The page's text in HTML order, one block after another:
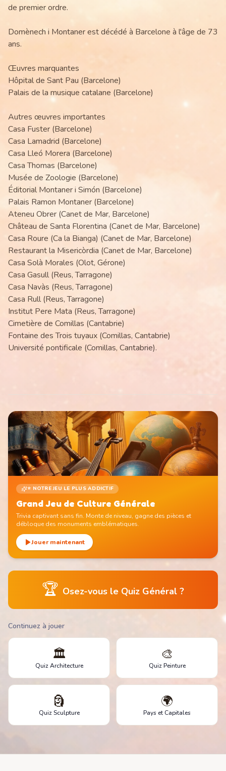
de premier ordre.
Domènech i Montaner est décédé à Barcelone à l'âge de 73
ans.
Œuvres marquantes
Hôpital de Sant Pau (Barcelone)
Palais de la musique catalane (Barcelone)
Autres œuvres importantes
Casa Fuster (Barcelone)
Casa Lamadrid (Barcelone)
Casa Lleó Morera (Barcelone)
Casa Thomas (Barcelone)
Musée de Zoologie (Barcelone)
Éditorial Montaner i Simón (Barcelone)
Palais Ramon Montaner (Barcelone)
Ateneu Obrer (Canet de Mar, Barcelone)
Château de Santa Florentina (Canet de Mar, Barcelone)
Casa Roure (Ca la Bianga) (Canet de Mar, Barcelone)
Restaurant la Misericòrdia (Canet de Mar, Barcelone)
Casa Solà Morales (Olot, Gérone)
Casa Gasull (Reus, Tarragone)
Casa Navàs (Reus, Tarragone)
Casa Rull (Reus, Tarragone)
Institut Pere Mata (Reus, Tarragone)
Cimetière de Comillas (Cantabrie)
Fontaine des Trois tuyaux (Comillas, Cantabrie)
Université pontificale (Comillas, Cantabrie).
⭐ NOTRE JEU LE PLUS ADDICTIF
Grand Jeu de Culture Générale
Trivia captivant sans fin. Monte de niveau, gagne des pièces et
débloque des monuments emblématiques.
Jouer maintenant
🏆 Osez-vous le Quiz Général ?
Continuez à jouer
🏛️
Quiz Architecture
🎨
Quiz Peinture
🗿
Quiz Sculpture
🌍
Pays et Capitales